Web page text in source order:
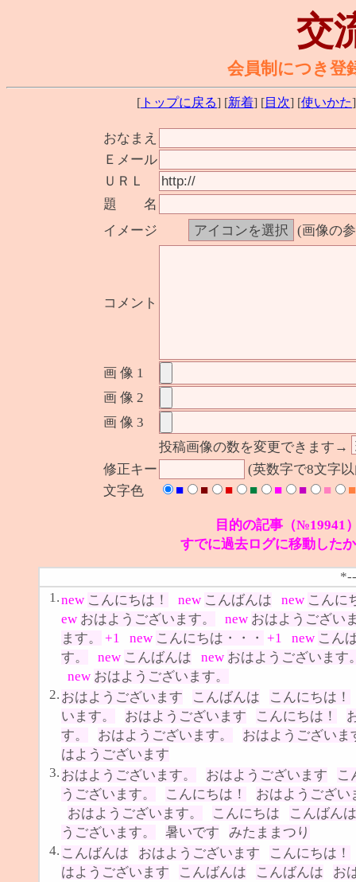
交
会員制につき登
[ トップに戻る] [新着] [目次] [使いかた
おなまえ
Ｅメール
ＵＲＬ
題 名
イメージ
(画像の
コメント
画 像 1
画 像 2
画 像 3
投稿画像の数を変更できます→
修正キー
(英数字で8文字
文字色
■ ■ ■ ■ ■ ■ ■ ■
目的の記事（№19941
すでに過去ログに移動した
1.new こんにちは！ new こんばんは new こんに
ew おはようございます。 new おはようござい
ます。
+1 new こんにちは・・・ +1 new こん
す。
new こんばんは new おはようございます
new おはようございます。
2. おはようございます こんばんは
こんにちは！
います。
おはようございます こんにちは！
す。
おはようございます。
おはようございま
はようございます
3. おはようございます。 おはようございます
こ
うございます。
こんにちは！
おはようござい
おはようございます。
こんにちは
こんばんは
うございます。
暑いです
みたままつり
4. こんばんは おはようございます
こんにちは！
はようございます
こんばんは こんばんは
お